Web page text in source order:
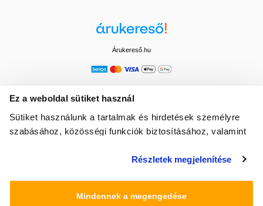
Ez a weboldal sütiket használ
Sütiket használunk a tartalmak és hirdetések személyre
szabásához, közösségi funkciók biztosításához, valamint
média-, hirdető- és elemező partnereinkkel megosztjuk az
amelyeket Ön adott meg számukra vagy az Ön által
Részletek megjelenítése
Mindennek a megengedése
Árukereső.hu